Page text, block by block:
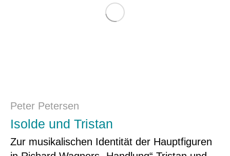
Peter Petersen
Isolde und Tristan
Zur musikalischen Identität der Hauptfiguren